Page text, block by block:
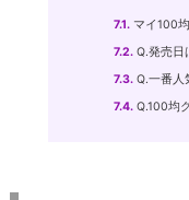
7.1. マイ100
7.2. Q.発売日
7.3. Q.一番人
7.4. Q.100均